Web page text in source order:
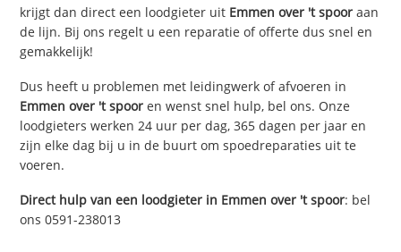
krijgt dan direct een loodgieter uit Emmen over 't spoor aan
de lijn. Bij ons regelt u een reparatie of offerte dus snel en
gemakkelijk!
Dus heeft u problemen met leidingwerk of afvoeren in
Emmen over 't spoor en wenst snel hulp, bel ons. Onze
loodgieters werken 24 uur per dag, 365 dagen per jaar en
zijn elke dag bij u in de buurt om spoedreparaties uit te
voeren.
Direct hulp van een loodgieter in Emmen over 't spoor: bel
ons 0591-238013